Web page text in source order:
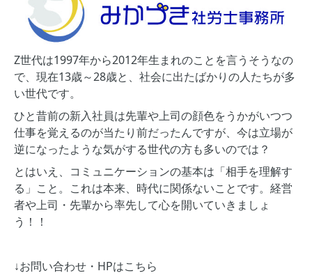
Z世代は1997年から2012年生まれのことを言うそうなの
で、現在13歳～28歳と、社会に出たばかりの人たちが多
い世代です。
ひと昔前の新入社員は先輩や上司の顔色をうかがいつつ
仕事を覚えるのが当たり前だったんですが、今は立場が
逆になったような気がする世代の方も多いのでは？
とはいえ、コミュニケーションの基本は「相手を理解す
る」こと。これは本来、時代に関係ないことです。経営
者や上司・先輩から率先して心を開いていきましょ
う！！
↓お問い合わせ・HPはこちら